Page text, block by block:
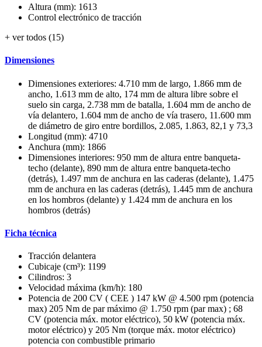
Altura (mm): 1613
Control electrónico de tracción
+ ver todos (15)
Dimensiones
Dimensiones exteriores: 4.710 mm de largo, 1.866 mm de
ancho, 1.613 mm de alto, 174 mm de altura libre sobre el
suelo sin carga, 2.738 mm de batalla, 1.604 mm de ancho de
vía delantero, 1.604 mm de ancho de vía trasero, 11.600 mm
de diámetro de giro entre bordillos, 2.085, 1.863, 82,1 y 73,3
Longitud (mm): 4710
Anchura (mm): 1866
Dimensiones interiores: 950 mm de altura entre banqueta-
techo (delante), 890 mm de altura entre banqueta-techo
(detrás), 1.497 mm de anchura en las caderas (delante), 1.475
mm de anchura en las caderas (detrás), 1.445 mm de anchura
en los hombros (delante) y 1.424 mm de anchura en los
hombros (detrás)
Ficha técnica
Tracción delantera
Cubicaje (cm³): 1199
Cilindros: 3
Velocidad máxima (km/h): 180
Potencia de 200 CV ( CEE ) 147 kW @ 4.500 rpm (potencia
max) 205 Nm de par máximo @ 1.750 rpm (par max) ; 68
CV (potencia máx. motor eléctrico), 50 kW (potencia máx.
motor eléctrico) y 205 Nm (torque máx. motor eléctrico)
potencia con combustible primario